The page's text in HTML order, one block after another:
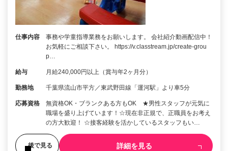
仕事内容
事務や学童指導業務をお願いします。 会社紹介動画配信中！
お気軽にご相談下さい。 https://v.classtream.jp/create-grou
p…
給与 月給240,000円以上（賞与年2ヶ月分）
勤務地 千葉県流山市平方／東武野田線「運河駅」より車5分
応募資格
無資格OK・ブランクある方もOK ★男性スタッフが元気に
職場を盛り上げています！☆現在非正規で、正職員をお考え
の方大歓迎！ ☆接客経験を活かしているスタッフもい…
後で見る 詳細を見る